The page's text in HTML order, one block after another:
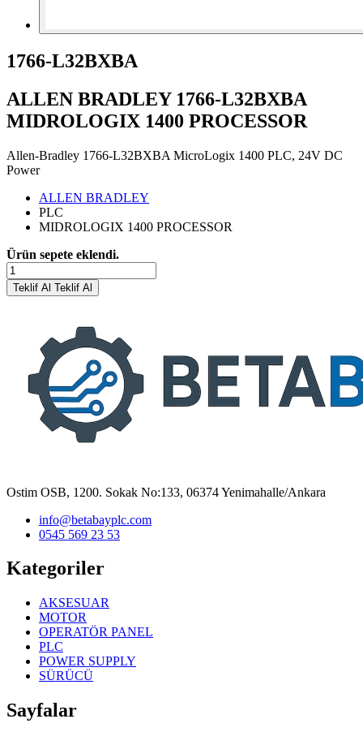
1766-L32BXBA
ALLEN BRADLEY 1766-L32BXBA
MIDROLOGIX 1400 PROCESSOR
Allen-Bradley 1766-L32BXBA MicroLogix 1400 PLC, 24V DC
Power
ALLEN BRADLEY
PLC
MIDROLOGIX 1400 PROCESSOR
Ürün sepete eklendi.
Teklif Al Teklif Al
Ostim OSB, 1200. Sokak No:133, 06374 Yenimahalle/Ankara
info@betabayplc.com
0545 569 23 53
Kategoriler
AKSESUAR
MOTOR
OPERATÖR PANEL
PLC
POWER SUPPLY
SÜRÜCÜ
Sayfalar